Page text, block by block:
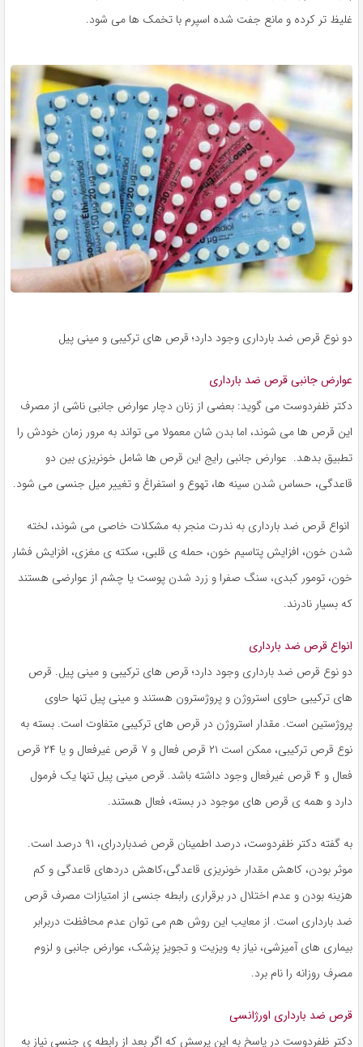
غلیظ تر کرده و مانع جفت شده اسپرم با تخمک ها می شود.
دو نوع قرص ضد بارداری وجود دارد؛ قرص های ترکیبی و مینی پیل
عوارض جانبی قرص ضد بارداری
دکتر ظفردوست می گوید: بعضی از زنان دچار عوارض جانبی ناشی از مصرف
این قرص ها می شوند، اما بدن شان معمولا می تواند به مرور زمان خودش را
تطبیق بدهد. عوارض جانبی رایج این قرص ها شامل خونریزی بین دو
قاعدگی، حساس شدن سینه ها، تهوع و استفراغ و تغییر میل جنسی می شود.
انواع قرص ضد بارداری به ندرت منجر به مشکلات خاصی می شوند، لخته
شدن خون، افزایش پتاسیم خون، حمله ی قلبی، سکته ی مغزی، افزایش فشار
خون، تومور کبدی، سنگ صفرا و زرد شدن پوست یا چشم از عوارضی هستند
که بسیار نادرند.
انواع قرص ضد بارداری
دو نوع قرص ضد بارداری وجود دارد؛ قرص های ترکیبی و مینی پیل. قرص
های ترکیبی حاوی استروژن و پروژسترون هستند و مینی پیل تنها حاوی
پروژستین است. مقدار استروژن در قرص های ترکیبی متفاوت است. بسته به
نوع قرص ترکیبی، ممکن است ۲۱ قرص فعال و ۷ قرص غیرفعال و یا ۲۴ قرص
فعال و ۴ قرص غیرفعال وجود داشته باشد. قرص مینی پیل تنها یک فرمول
دارد و همه ی قرص های موجود در بسته، فعال هستند.
به گفته دکتر ظفردوست، درصد اطمینان قرص ضدباردرای، ۹۱ درصد است.
موثر بودن، کاهش مقدار خونریزی قاعدگی،کاهش دردهای قاعدگی و کم
هزینه بودن و عدم اختلال در برقراری رابطه جنسی از امتیازات مصرف قرص
ضد بارداری است. از معایب این روش هم می توان عدم محافظت دربرابر
بیماری های آمیزشی، نیاز به ویزیت و تجویز پزشک، عوارض جانبی و لزوم
مصرف روزانه را نام برد.
قرص ضد بارداری اورژانسی
دکتر ظفردوست در پاسخ به این پرسش که اگر بعد از رابطه ی جنسی نیاز به